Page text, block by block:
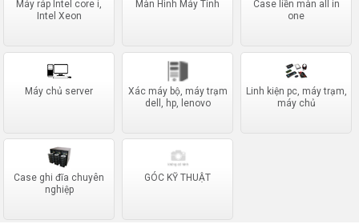
Máy ráp Intel core i,
Intel Xeon
Màn Hình Máy Tính
Case liền màn all in
one
Máy chủ server
Xác máy bộ, máy trạm
dell, hp, lenovo
Linh kiện pc, máy trạm,
máy chủ
Case ghi đĩa chuyên
nghiệp
GÓC KỸ THUẬT